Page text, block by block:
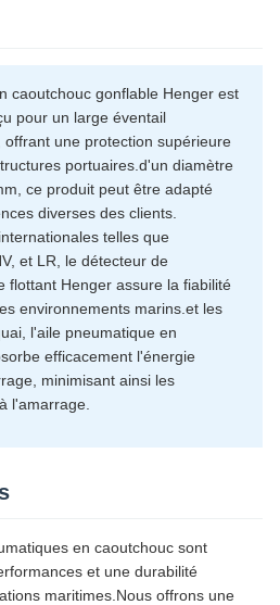
caoutchouc gonflable Henger est
pour un large éventail
une protection supérieure
portuaires.d'un diamètre
ce produit peut être adapté
diverses des clients.
telles que
et LR, le détecteur de
flottant Henger assure la fiabilité
environnements marins.et les
l'aile pneumatique en
efficacement l'énergie
minimisant ainsi les
l'amarrage.
en caoutchouc sont
et une durabilité
maritimes.Nous offrons une